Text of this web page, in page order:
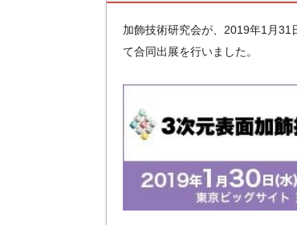
加飾技術研究会が、2019年1月31
て合同出展を行いました。